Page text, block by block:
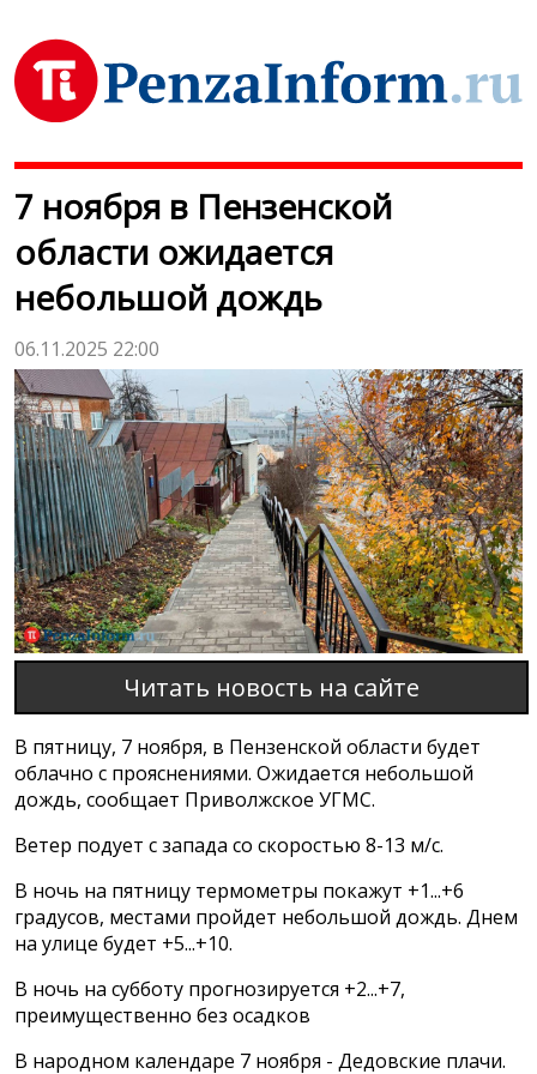
7 ноября в Пензенской
области ожидается
небольшой дождь
06.11.2025 22:00
Читать новость на сайте
В пятницу, 7 ноября, в Пензенской области будет
облачно с прояснениями. Ожидается небольшой
дождь, сообщает Приволжское УГМС.
Ветер подует с запада со скоростью 8-13 м/с.
В ночь на пятницу термометры покажут +1...+6
градусов, местами пройдет небольшой дождь. Днем
на улице будет +5...+10.
В ночь на субботу прогнозируется +2...+7,
преимущественно без осадков
В народном календаре 7 ноября - Дедовские плачи.